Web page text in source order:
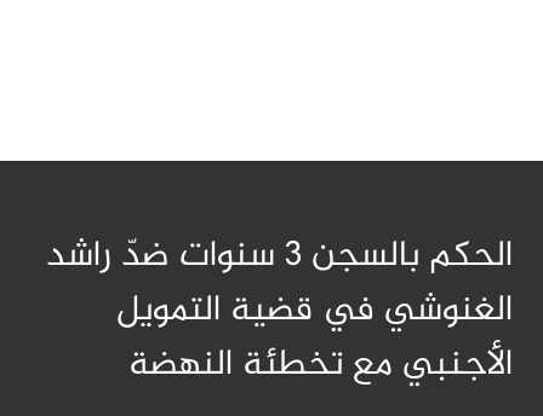
الحكم بالسجن 3 سنوات ضدّ راشد
الغنوشي في قضية التمويل
الأجنبي مع تخطئة النهضة